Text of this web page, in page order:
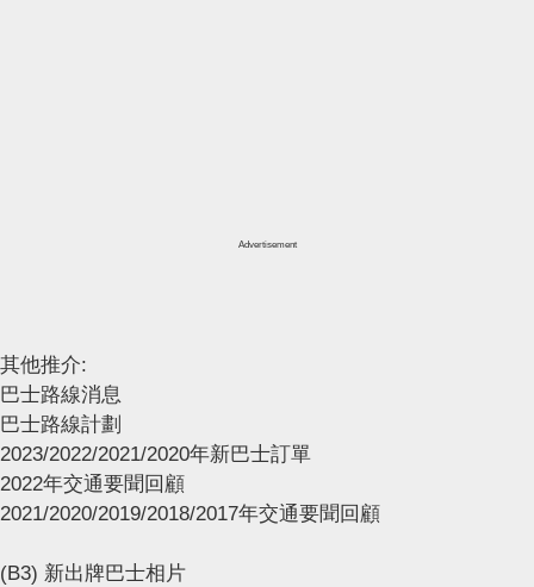
Advertisement
其他推介:
巴士路線消息
巴士路線計劃
2023/2022/2021/2020年新巴士訂單
2022年交通要聞回顧
2021/2020/2019/2018/2017年交通要聞回顧
(B3) 新出牌巴士相片